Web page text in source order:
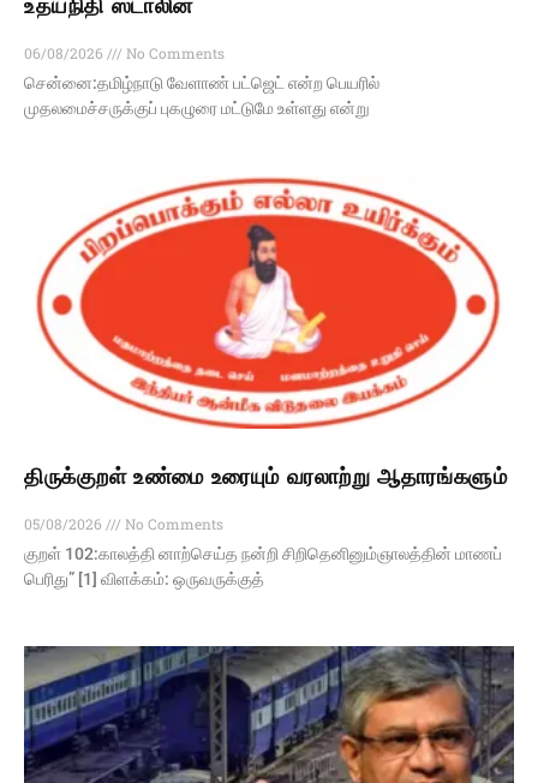
உதயநிதி ஸ்டாலின்
06/08/2026
No Comments
சென்னை:தமிழ்நாடு வேளாண் பட்ஜெட் என்ற பெயரில்
முதலமைச்சருக்குப் புகழுரை மட்டுமே உள்ளது என்று
திருக்குறள் உண்மை உரையும் வரலாற்று ஆதாரங்களும்
05/08/2026
No Comments
குறள் 102:காலத்தி னாற்செய்த நன்றி சிறிதெனினும்ஞாலத்தின் மாணப்
பெரிது” [1] விளக்கம்: ஒருவருக்குத்